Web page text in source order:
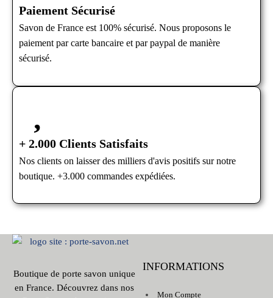
Paiement Sécurisé
Savon de France est 100% sécurisé. Nous proposons le
paiement par carte bancaire et par paypal de manière
sécurisé.
+ 2.000 Clients Satisfaits
Nos clients on laisser des milliers d'avis positifs sur notre
boutique. +3.000 commandes expédiées.
Boutique de porte savon unique
en France. Découvrez dans nos
INFORMATIONS
Mon Compte